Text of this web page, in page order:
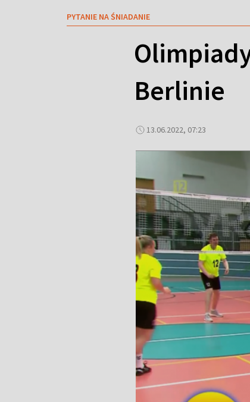
PYTANIE NA ŚNIADANIE
Berlinie
13.06.2022, 07:23